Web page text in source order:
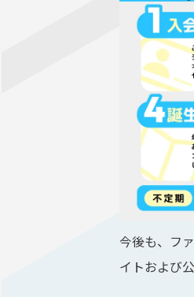
今後も、フ
イトおよび